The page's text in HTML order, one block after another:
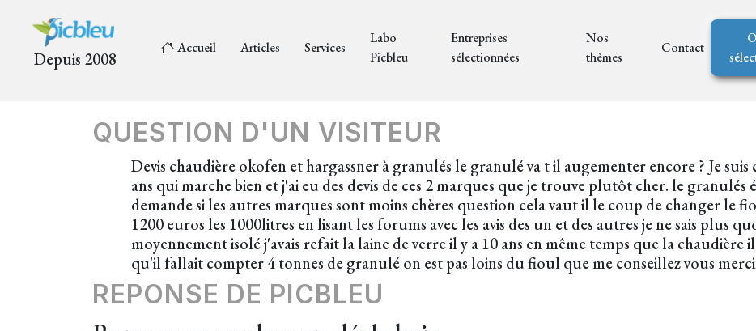
Depuis 2008
Accueil Articles Services
Labo
Picbleu
Entreprises
sélectionnées
Nos
thèmes
Contact
QUESTION D'UN VISITEUR
Devis chaudière okofen et hargassner à granulés le granulé va t il augementer encore ? Je
ans qui marche bien et j'ai eu des devis de ces 2 marques que je trouve plutôt cher. le granulés
demande si les autres marques sont moins chères question cela vaut il le coup de changer le
1200 euros les 1000litres en lisant les forums avec les avis des un et des autres je ne sais plus
moyennement isolé j'avais refait la laine de verre il y a 10 ans en même temps que la
qu'il fallait compter 4 tonnes de granulé on est pas loins du fioul que me conseillez vous
REPONSE DE PICBLEU